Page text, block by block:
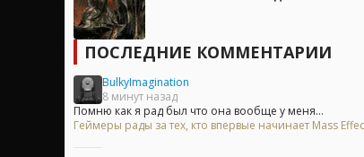
ПОСЛЕДНИЕ КОММЕНТАРИИ
BulkyImagination
8 минут назад
Помню как я рад был что она вообще у меня...
Геймеры рады за тех, кто впервые начинает Mass